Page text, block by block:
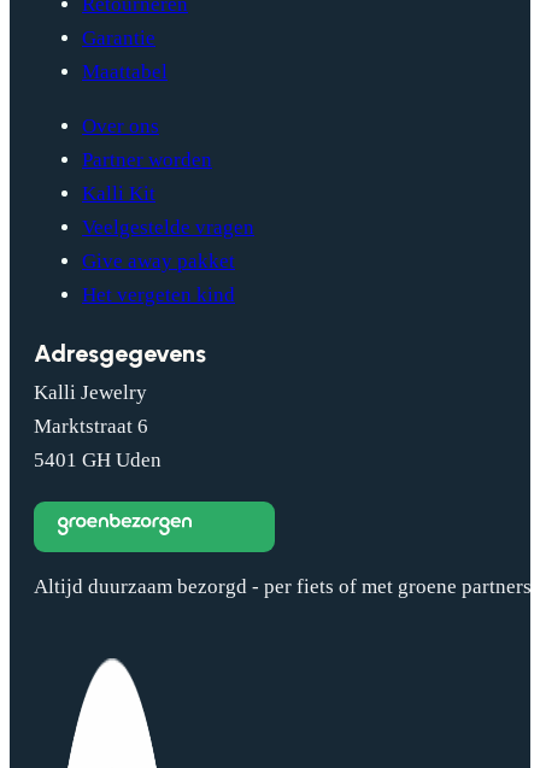
Retourneren
Garantie
Maattabel
Over ons
Partner worden
Kalli Kit
Veelgestelde vragen
Give away pakket
Het vergeten kind
Adresgegevens
Kalli Jewelry
Marktstraat 6
5401 GH Uden
Altijd duurzaam bezorgd - per fiets of met groene partners